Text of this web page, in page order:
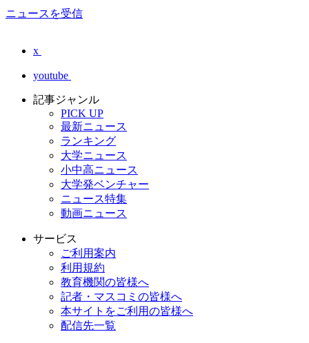
ニュースを受信
x
youtube
記事ジャンル
PICK UP
最新ニュース
ランキング
大学ニュース
小中高ニュース
大学発ベンチャー
ニュース特集
動画ニュース
サービス
ご利用案内
利用規約
教育機関の皆様へ
記者・マスコミの皆様へ
本サイトをご利用の皆様へ
配信先一覧